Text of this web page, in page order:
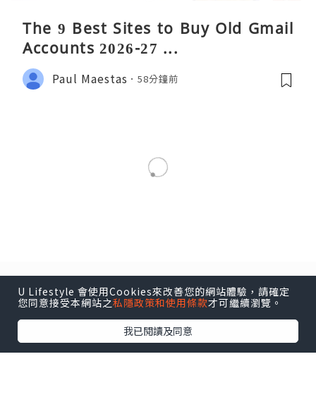
The 9 Best Sites to Buy Old Gmail
Accounts 2026-27 ...
Paul Maestas 58分鐘前
法律途徑
瀏覽次數:711
U Lifestyle 會使用Cookies來改善您的網站體驗，請確定
您同意接受本網站之私隱政策和使用條款才可繼續瀏覽。
我已閱讀及同意